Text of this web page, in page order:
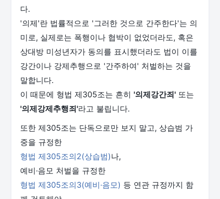
다.
'의제'란 법률적으로 '그러한 것으로 간주한다'는 의
미로, 실제로는 폭행이나 협박이 없었더라도, 혹은
상대방 미성년자가 동의를 표시했더라도 법이 이를
강간이나 강제추행으로 '간주하여' 처벌하는 것을
말합니다.
이 때문에 형법 제305조는 흔히 '의제강간죄' 또는
'의제강제추행죄'라고 불립니다.
또한 제305조는 단독으로만 보지 말고, 상습범 가
중을 규정한
형법 제305조의2(상습범)나,
예비·음모 처벌을 규정한
형법 제305조의3(예비·음모) 등 연관 규정까지 함